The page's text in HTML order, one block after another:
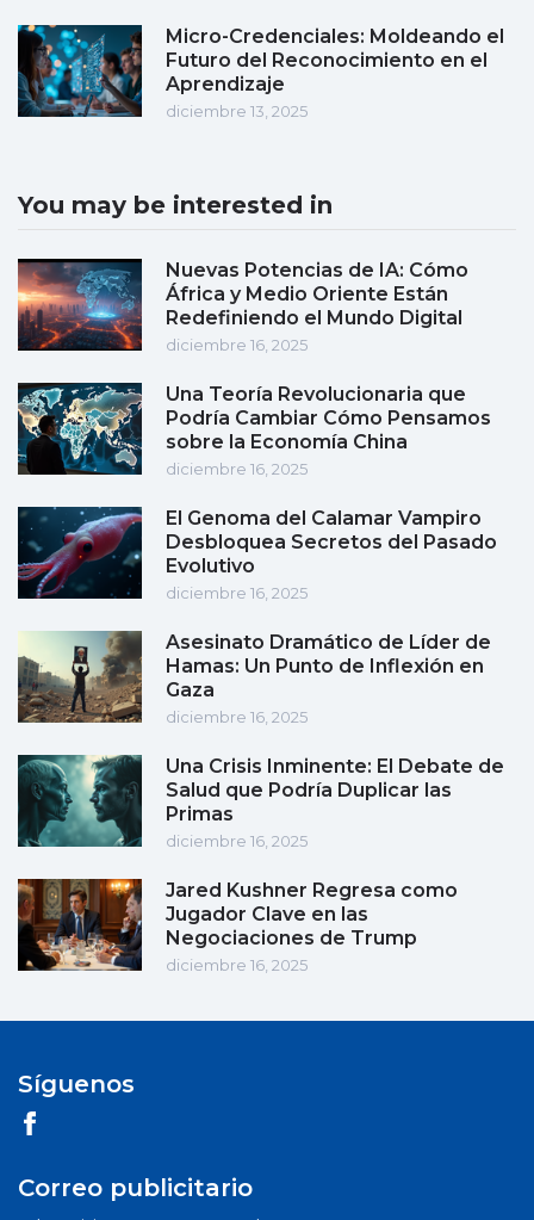
Micro-Credenciales: Moldeando el
Futuro del Reconocimiento en el
Aprendizaje
diciembre 13, 2025
You may be interested in
Nuevas Potencias de IA: Cómo
África y Medio Oriente Están
Redefiniendo el Mundo Digital
diciembre 16, 2025
Una Teoría Revolucionaria que
Podría Cambiar Cómo Pensamos
sobre la Economía China
diciembre 16, 2025
El Genoma del Calamar Vampiro
Desbloquea Secretos del Pasado
Evolutivo
diciembre 16, 2025
Asesinato Dramático de Líder de
Hamas: Un Punto de Inflexión en
Gaza
diciembre 16, 2025
Una Crisis Inminente: El Debate de
Salud que Podría Duplicar las
Primas
diciembre 16, 2025
Jared Kushner Regresa como
Jugador Clave en las
Negociaciones de Trump
diciembre 16, 2025
Síguenos
Correo publicitario